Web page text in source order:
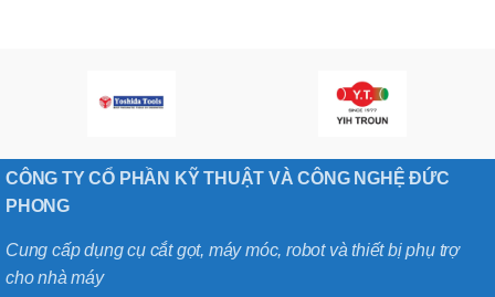
CÔNG TY CỔ PHẦN KỸ THUẬT VÀ CÔNG NGHỆ ĐỨC
PHONG
Cung cấp dụng cụ cắt gọt, máy móc, robot và thiết bị phụ trợ
cho nhà máy